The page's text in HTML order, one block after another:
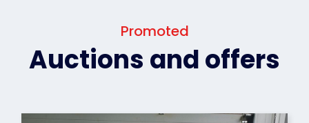
Promoted
Auctions and offers